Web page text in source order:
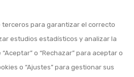
terceros para garantizar el correcto
estudios estadísticos y analizar la
o “Rechazar” para aceptar o
o “Ajustes” para gestionar sus